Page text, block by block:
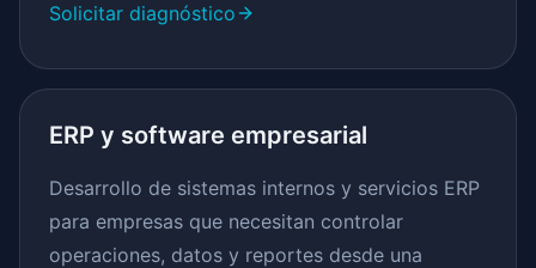
Solicitar diagnóstico
ERP y software empresarial
Desarrollo de sistemas internos y servicios ERP
para empresas que necesitan controlar
operaciones, datos y reportes desde una